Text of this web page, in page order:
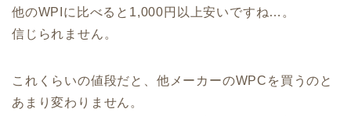
他のWPIに比べると1,000円以上安いですね…。
信じられません。
これくらいの値段だと、他メーカーのWPCを買うのと
あまり変わりません。